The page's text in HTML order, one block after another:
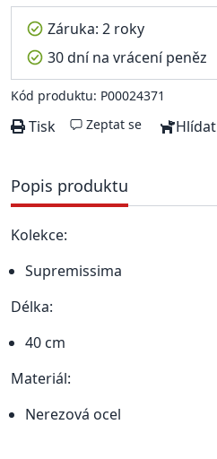
Záruka: 2 roky
30 dní na vrácení peněz
Kód produktu: P00024371
Tisk Zeptat se Hlídat
Popis produktu
Kolekce:
Supremissima
Délka:
40 cm
Materiál:
Nerezová ocel